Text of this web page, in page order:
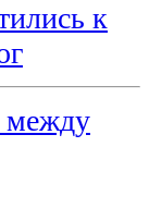
к
между